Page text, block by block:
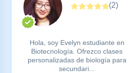
(2)
Hola, soy Evelyn estudiante en
Biotecnología. Ofrezco clases
personalizadas de biología para
secundari...